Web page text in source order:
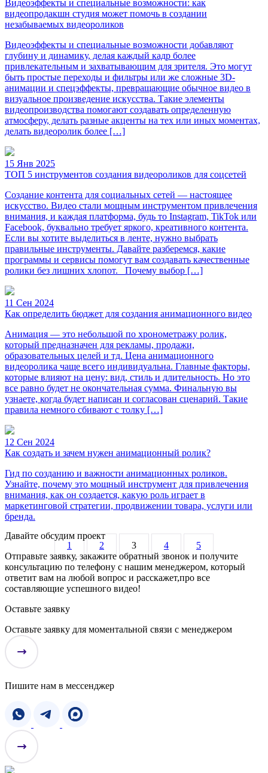
Видеоэффекты и специальные возможности: как
видеопродакшн студия может помочь в создании
незабываемых видеороликов
Видеоэффекты и специальные возможности добавляют
глубину и динамику, делая каждый кадр более
привлекательным и захватывающим для зрителя. Это могут
быть простые переходы и фильтры или же сложные 3D-
анимации и спецэффекты, превращающие обычное видео в
визуальное произведение искусства. Такие элементы
видеопроизводства помогают создавать определенную
атмосферу, делать разные акценты на тех или иных моментах,
делать видеоролик более […]
15 Янв 2025
ТОП 5 инструментов создания видеороликов для соцсетей
Создание контента для социальных сетей — настоящее
искусство. Видео стали мощным инструментом привлечения
внимания, и каждая платформа, будь то Instagram, TikTok или
Facebook, буквально требует яркого, креативного контента.
Если вы хотите выделиться в ленте, нужно выбрать
правильные инструменты. Давайте разберемся, какие
программы и сервисы помогут вам создавать качественные
ролики без лишних хлопот. Почему выбор […]
11 Сен 2024
Как определить бюджет для создания анимационного видео
Анимация — это небольшой по хронометражу ролик,
который предназначен для рекламы, продажи,
образовательных целей и тд. Цена анимационного
видеоролика чаще всего индивидуальна. Главные факторы,
которые влияют на цену: вид, стиль и длительность. Но это
все равно будет не окончательная сумма. Финальную вы
узнаете, когда будет написан и согласован сценарий. Такие
правила немного сбивают с толку […]
12 Сен 2024
Как создать и зачем нужен анимационный ролик?
Гид по созданию и важности анимационных роликов.
Узнайте, почему это мощный инструмент для привлечения
внимания, как он создается, какую роль играет в
маркетинговой стратегии, продвижении товара, услуги или
бренда.
1 2 3 4 5
Давайте обсудим проект
Отправьте заявку, закажите обратный звонок и получите
консультацию по телефону с нашим менеджером, который
ответит вам на любой вопрос и расскажет,про все
составляющие успешного видео!
Оставьте заявку
Оставьте заявку для моментальной связи с менеджером
Пишите нам в мессенджер